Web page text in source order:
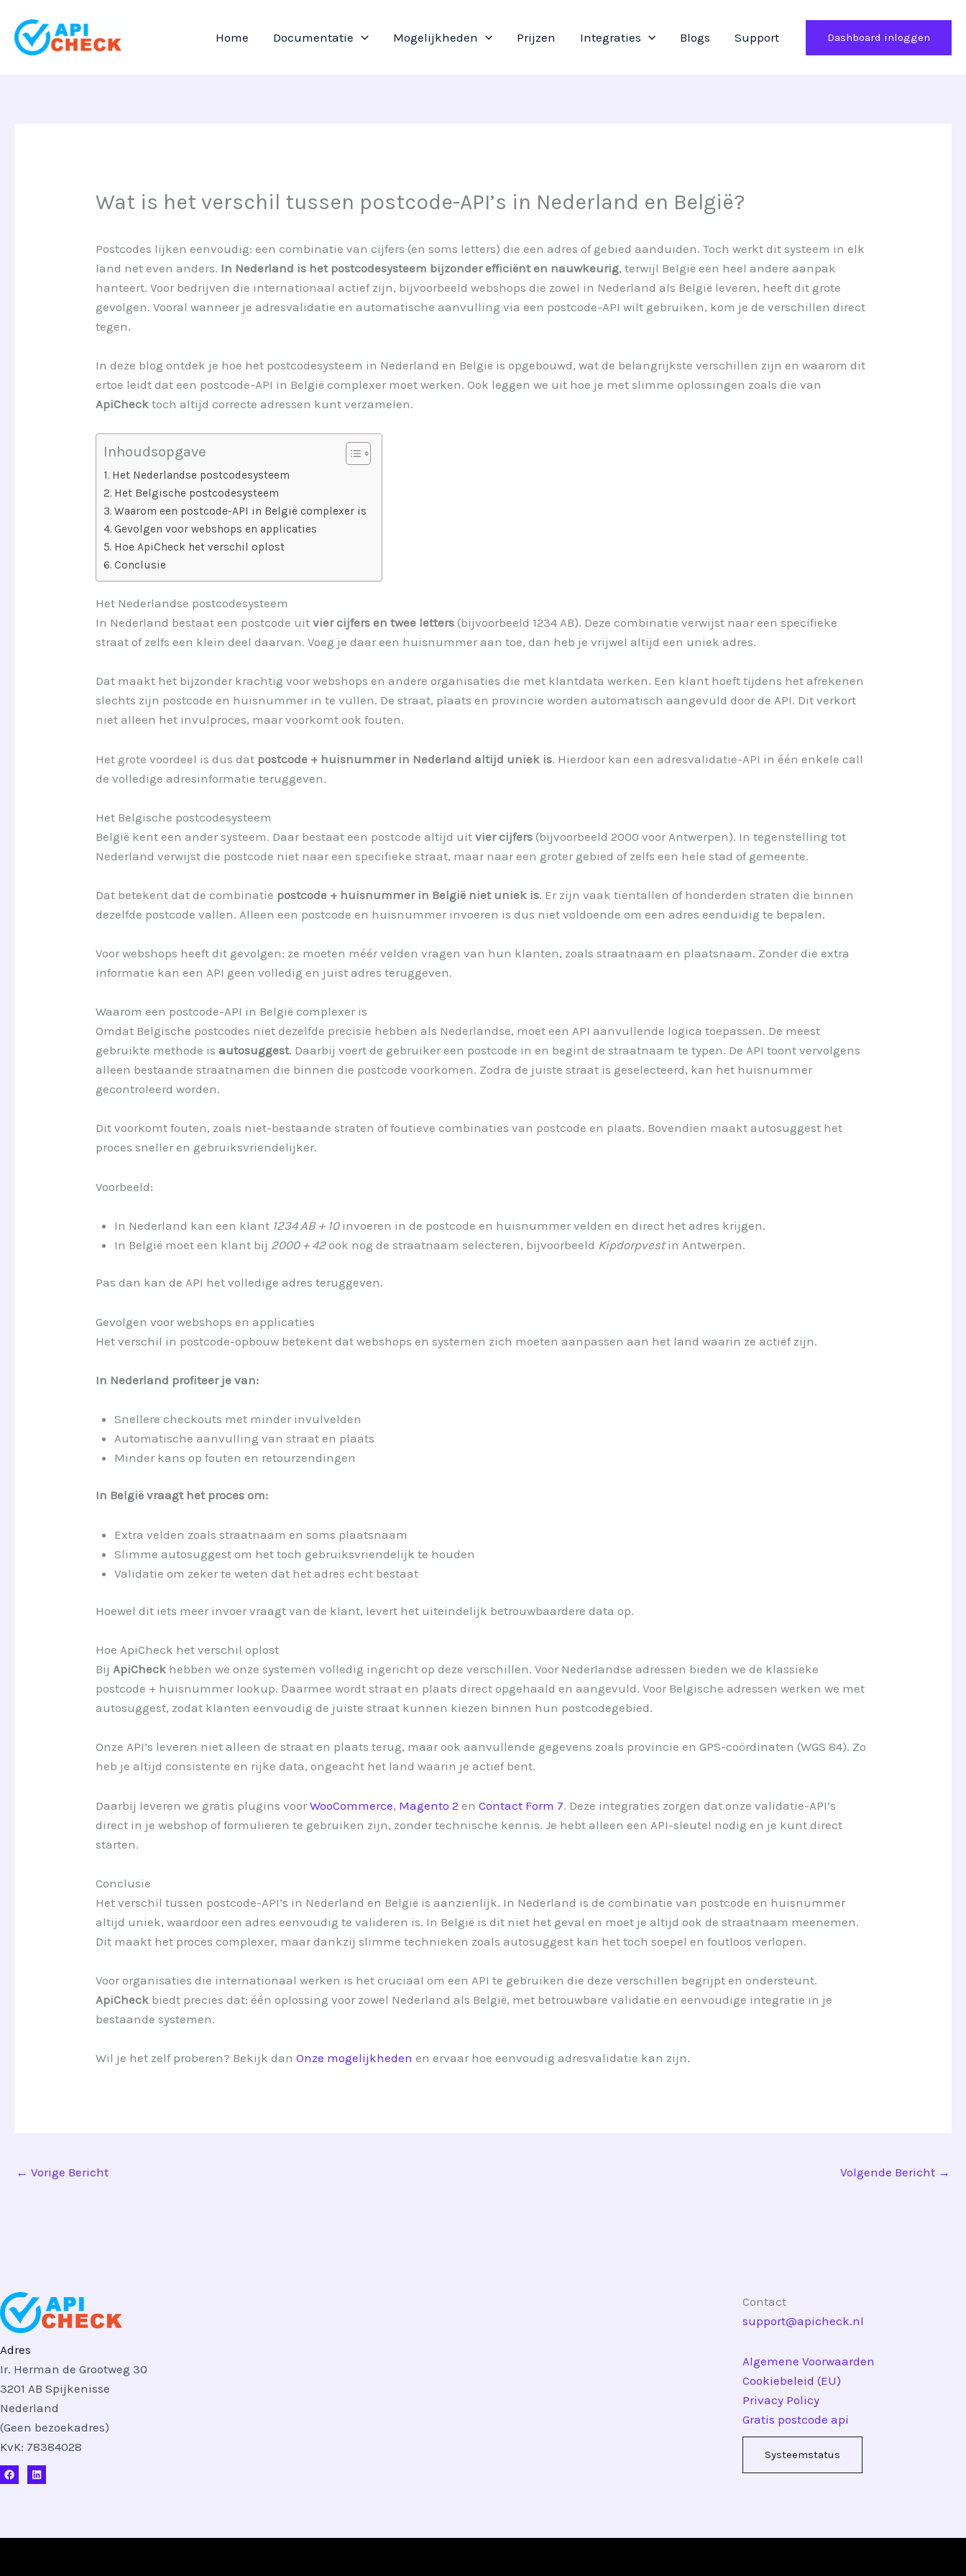
naar
Home Documentatie Mogelijkheden Prijzen Integraties Blogs Support Dashboard inloggen
Wat is het verschil tussen postcode-API’s in Nederland en België?
Postcodes lijken eenvoudig: een combinatie van cijfers (en soms letters) die een adres of gebied aanduiden. Toch werkt dit systeem in elk
land net even anders. In Nederland is het postcodesysteem bijzonder efficiënt en nauwkeurig, terwijl België een heel andere aanpak
hanteert. Voor bedrijven die internationaal actief zijn, bijvoorbeeld webshops die zowel in Nederland als België leveren, heeft dit grote
gevolgen. Vooral wanneer je adresvalidatie en automatische aanvulling via een postcode-API wilt gebruiken, kom je de verschillen direct
tegen.
In deze blog ontdek je hoe het postcodesysteem in Nederland en België is opgebouwd, wat de belangrijkste verschillen zijn en waarom dit
ertoe leidt dat een postcode-API in België complexer moet werken. Ook leggen we uit hoe je met slimme oplossingen zoals die van
ApiCheck toch altijd correcte adressen kunt verzamelen.
Inhoudsopgave
Het Nederlandse postcodesysteem
Het Belgische postcodesysteem
Waarom een postcode-API in België complexer is
Gevolgen voor webshops en applicaties
Hoe ApiCheck het verschil oplost
Conclusie
Het Nederlandse postcodesysteem
In Nederland bestaat een postcode uitvier cijfers en twee letters (bijvoorbeeld 1234 AB). Deze combinatie verwijst naar een specifieke
straat of zelfs een klein deel daarvan. Voeg je daar een huisnummer aan toe, dan heb je vrijwel altijd een uniek adres.
Dat maakt het bijzonder krachtig voor webshops en andere organisaties die met klantdata werken. Een klant hoeft tijdens het afrekenen
slechts zijn postcode en huisnummer in te vullen. De straat, plaats en provincie worden automatisch aangevuld door de API. Dit verkort
niet alleen het invulproces, maar voorkomt ook fouten.
Het grote voordeel is dus dat postcode + huisnummer in Nederland altijd uniek is. Hierdoor kan een adresvalidatie-API in één enkele call
de volledige adresinformatie teruggeven.
Het Belgische postcodesysteem
België kent een ander systeem. Daar bestaat een postcode altijd uitvier cijfers (bijvoorbeeld 2000 voor Antwerpen). In tegenstelling tot
Nederland verwijst die postcode niet naar een specifieke straat, maar naar een groter gebied of zelfs een hele stad of gemeente.
Dat betekent dat de combinatie postcode + huisnummer in België niet uniek is. Er zijn vaak tientallen of honderden straten die binnen
dezelfde postcode vallen. Alleen een postcode en huisnummer invoeren is dus niet voldoende om een adres eenduidig te bepalen.
Voor webshops heeft dit gevolgen: ze moeten méér velden vragen van hun klanten, zoals straatnaam en plaatsnaam. Zonder die extra
informatie kan een API geen volledig en juist adres teruggeven.
Waarom een postcode-API in België complexer is
Omdat Belgische postcodes niet dezelfde precisie hebben als Nederlandse, moet een API aanvullende logica toepassen. De meest
gebruikte methode isautosuggest. Daarbij voert de gebruiker een postcode in en begint de straatnaam te typen. De API toont vervolgens
alleen bestaande straatnamen die binnen die postcode voorkomen. Zodra de juiste straat is geselecteerd, kan het huisnummer
gecontroleerd worden.
Dit voorkomt fouten, zoals niet-bestaande straten of foutieve combinaties van postcode en plaats. Bovendien maakt autosuggest het
proces sneller en gebruiksvriendelijker.
Voorbeeld:
In Nederland kan een klant 1234 AB + 10invoeren in de postcode en huisnummer velden en direct het adres krijgen.
In België moet een klant bij 2000 + 42ook nog de straatnaam selecteren, bijvoorbeeld Kipdorpvestin Antwerpen.
Pas dan kan de API het volledige adres teruggeven.
Gevolgen voor webshops en applicaties
Het verschil in postcode-opbouw betekent dat webshops en systemen zich moeten aanpassen aan het land waarin ze actief zijn.
In Nederland profiteer je van:
Snellere checkouts met minder invulvelden
Automatische aanvulling van straat en plaats
Minder kans op fouten en retourzendingen
In België vraagt het proces om:
Extra velden zoals straatnaam en soms plaatsnaam
Slimme autosuggest om het toch gebruiksvriendelijk te houden
Validatie om zeker te weten dat het adres echt bestaat
Hoewel dit iets meer invoer vraagt van de klant, levert het uiteindelijk betrouwbaardere data op.
Hoe ApiCheck het verschil oplost
BijApiCheck hebben we onze systemen volledig ingericht op deze verschillen. Voor Nederlandse adressen bieden we de klassieke
postcode + huisnummer lookup. Daarmee wordt straat en plaats direct opgehaald en aangevuld. Voor Belgische adressen werken we met
autosuggest, zodat klanten eenvoudig de juiste straat kunnen kiezen binnen hun postcodegebied.
Onze API’s leveren niet alleen de straat en plaats terug, maar ook aanvullende gegevens zoals provincie en GPS-coördinaten (WGS 84). Zo
heb je altijd consistente en rijke data, ongeacht het land waarin je actief bent.
Daarbij leveren we gratis plugins voorWooCommerce, Magento 2 enContact Form 7. Deze integraties zorgen dat onze validatie-API’s
direct in je webshop of formulieren te gebruiken zijn, zonder technische kennis. Je hebt alleen een API-sleutel nodig en je kunt direct
starten.
Conclusie
Het verschil tussen postcode-API’s in Nederland en België is aanzienlijk. In Nederland is de combinatie van postcode en huisnummer
altijd uniek, waardoor een adres eenvoudig te valideren is. In België is dit niet het geval en moet je altijd ook de straatnaam meenemen.
Dit maakt het proces complexer, maar dankzij slimme technieken zoals autosuggest kan het toch soepel en foutloos verlopen.
Voor organisaties die internationaal werken is het cruciaal om een API te gebruiken die deze verschillen begrijpt en ondersteunt.
ApiCheck biedt precies dat: één oplossing voor zowel Nederland als België, met betrouwbare validatie en eenvoudige integratie in je
bestaande systemen.
Wil je het zelf proberen? Bekijk danOnze mogelijkheden en ervaar hoe eenvoudig adresvalidatie kan zijn.
← Vorige Bericht Volgende Bericht →
Adres
Ir. Herman de Grootweg 30
3201 AB Spijkenisse
Nederland
(Geen bezoekadres)
KvK: 78384028
Contact
support@apicheck.nl
Algemene Voorwaarden
Cookiebeleid (EU)
Privacy Policy
Gratis postcode api
Systeemstatus